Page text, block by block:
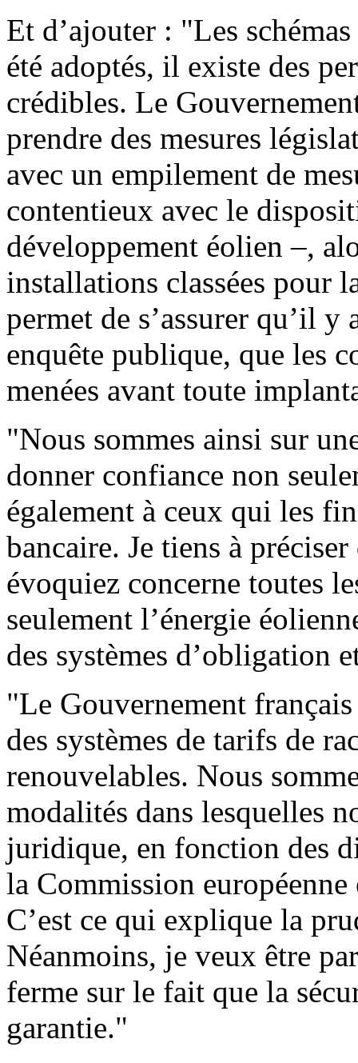
Et d’ajouter : "Les
été adoptés, il existe des
crédibles. Le
prendre des mesures
avec un empilement de
contentieux avec le
développement éolien –,
installations classées pour
permet de s’assurer qu’il y
enquête publique, que les
menées avant toute
"Nous sommes ainsi sur
donner confiance non
également à ceux qui les
bancaire. Je tiens à
évoquiez concerne toutes
seulement l’énergie
des systèmes d’obligation
"Le Gouvernement
des systèmes de tarifs de
renouvelables. Nous
modalités dans lesquelles
juridique, en fonction des
la Commission européenne
C’est ce qui explique la
Néanmoins, je veux être
ferme sur le fait que la
garantie."